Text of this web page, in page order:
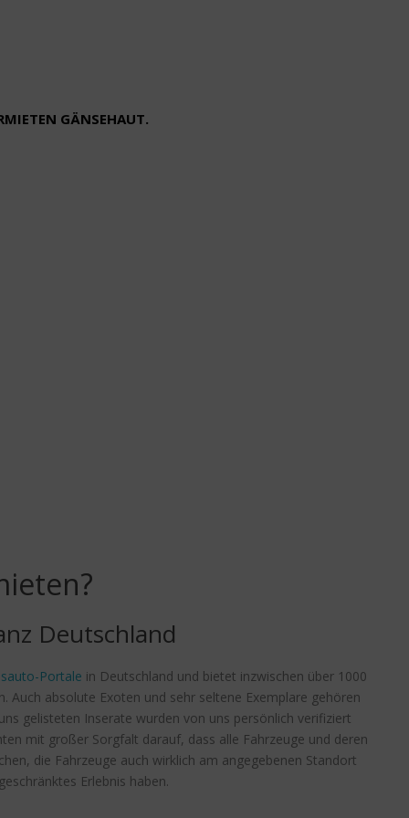
GÄNSEHAUT.
Deutschland
Portale in Deutschland und bietet inzwischen über 1000
Auch absolute Exoten und sehr seltene Exemplare gehören
gelisteten Inserate wurden von uns persönlich verifiziert
mit großer Sorgfalt darauf, dass alle Fahrzeuge und deren
die Fahrzeuge auch wirklich am angegebenen Standort
Erlebnis haben.